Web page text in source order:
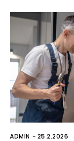
ADMIN - 25.2.2026